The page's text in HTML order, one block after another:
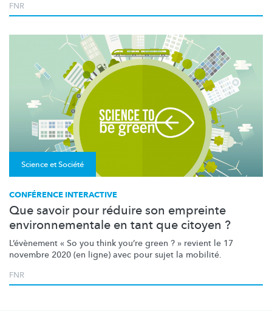
FNR
Science et Société
CONFÉRENCE INTERACTIVE
Que savoir pour réduire son empreinte
environnementale en tant que citoyen ?
L’évènement « So you think you’re green ? » revient le 17
novembre 2020 (en ligne) avec pour sujet la mobilité.
FNR